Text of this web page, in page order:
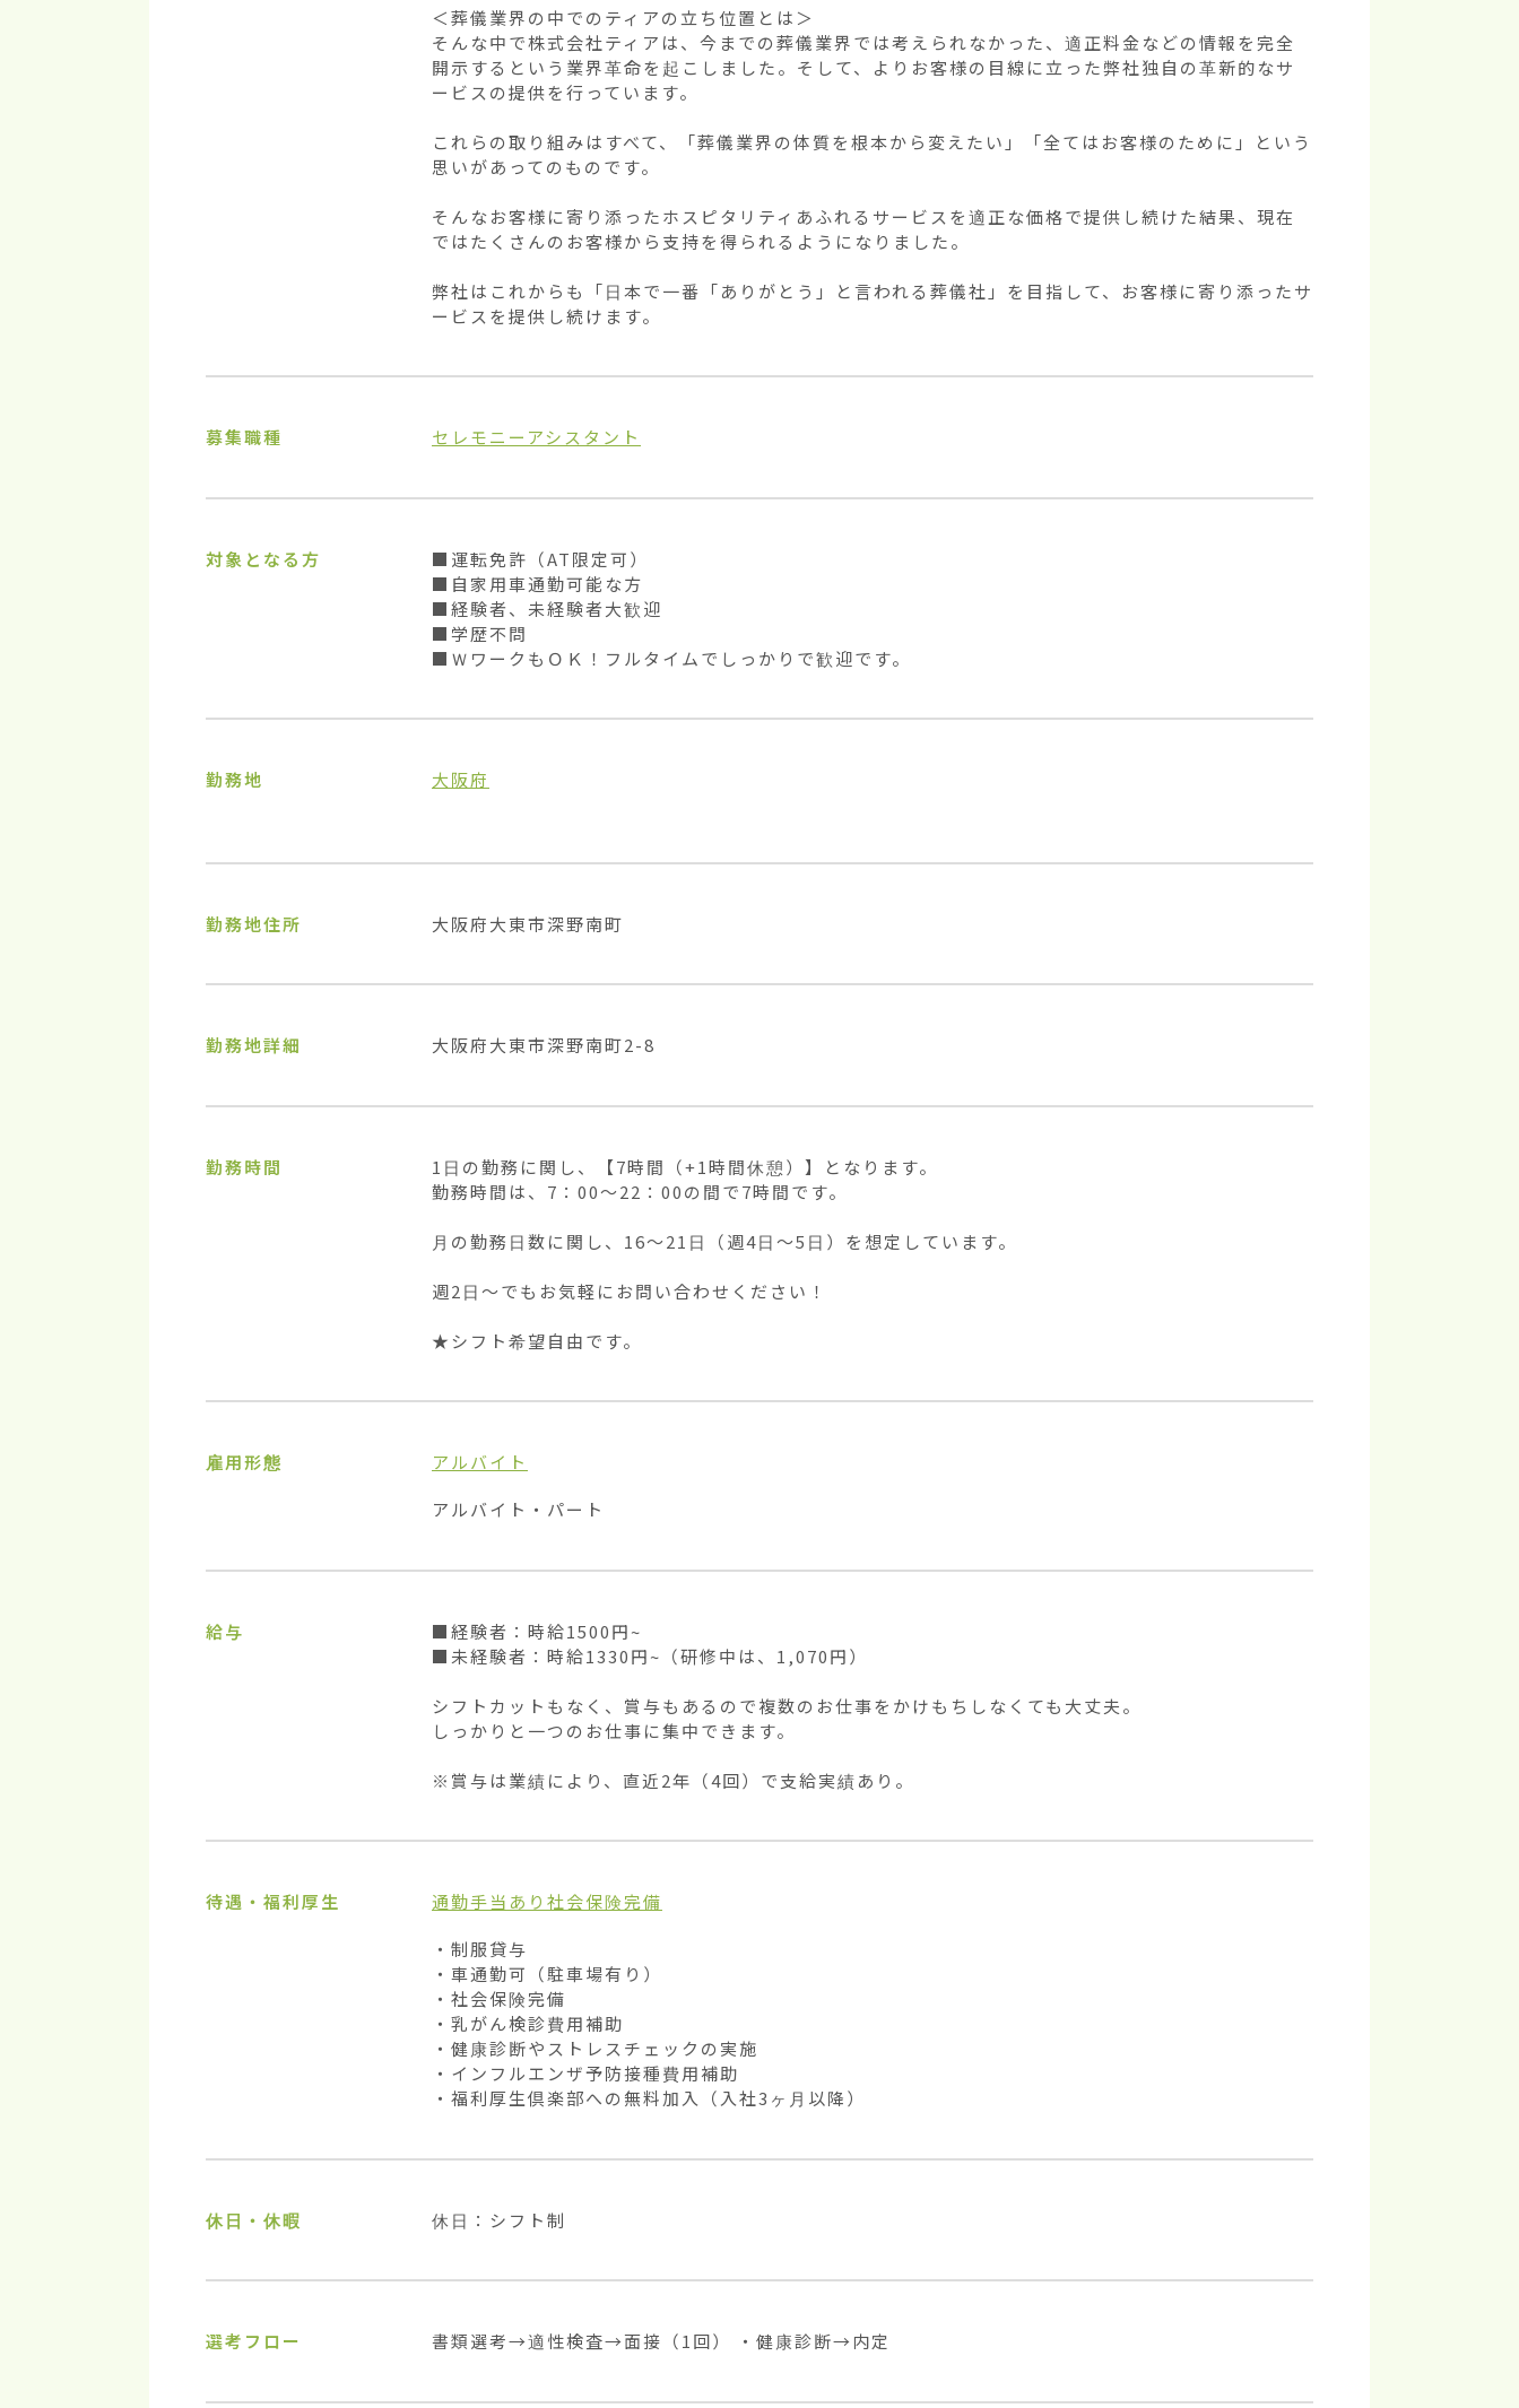
＜葬儀業界の中でのティアの立ち位置とは＞
そんな中で株式会社ティアは、今までの葬儀業界では考えられなかった、適正料金などの情報を完全
開示するという業界革命を起こしました。そして、よりお客様の目線に立った弊社独自の革新的なサ
ービスの提供を行っています。
これらの取り組みはすべて、「葬儀業界の体質を根本から変えたい」「全てはお客様のために」という
思いがあってのものです。
そんなお客様に寄り添ったホスピタリティあふれるサービスを適正な価格で提供し続けた結果、現在
ではたくさんのお客様から支持を得られるようになりました。
弊社はこれからも「日本で一番「ありがとう」と言われる葬儀社」を目指して、お客様に寄り添ったサ
ービスを提供し続けます。
募集職種 セレモニーアシスタント
対象となる方
■運転免許（AT限定可）
■自家用車通勤可能な方
■経験者、未経験者大歓迎
■学歴不問
■ＷワークもＯＫ！フルタイムでしっかりで歓迎です。
勤務地 大阪府
勤務地住所 大阪府大東市深野南町
勤務地詳細 大阪府大東市深野南町2-8
勤務時間
1日の勤務に関し、【7時間（+1時間休憩）】となります。
勤務時間は、7：00〜22：00の間で7時間です。
月の勤務日数に関し、16〜21日（週4日〜5日）を想定しています。
週2日〜でもお気軽にお問い合わせください！
★シフト希望自由です。
雇用形態
アルバイト
アルバイト・パート
給与
■経験者：時給1500円~
■未経験者：時給1330円~（研修中は、1,070円）
シフトカットもなく、賞与もあるので複数のお仕事をかけもちしなくても大丈夫。
しっかりと一つのお仕事に集中できます。
※賞与は業績により、直近2年（4回）で支給実績あり。
待遇・福利厚生 通勤手当あり 社会保険完備
・制服貸与
・車通勤可（駐車場有り）
・社会保険完備
・乳がん検診費用補助
・健康診断やストレスチェックの実施
・インフルエンザ予防接種費用補助
・福利厚生倶楽部への無料加入（入社3ヶ月以降）
休日・休暇 休日：シフト制
選考フロー 書類選考→適性検査→面接（1回） ・健康診断→内定